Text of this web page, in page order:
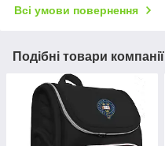
Всі умови повернення
Подібні товари компанії